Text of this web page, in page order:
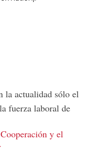
la actualidad sólo el
fuerza laboral de
y el